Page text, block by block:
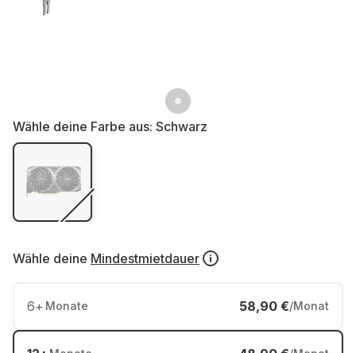
Wähle deine Farbe aus: Schwarz
Wähle deine Mindestmietdauer
6+ Monate 58,90 €/Monat